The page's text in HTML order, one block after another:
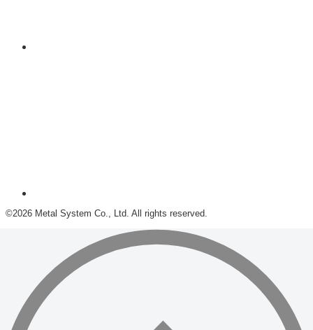
©2026 Metal System Co., Ltd. All rights reserved.